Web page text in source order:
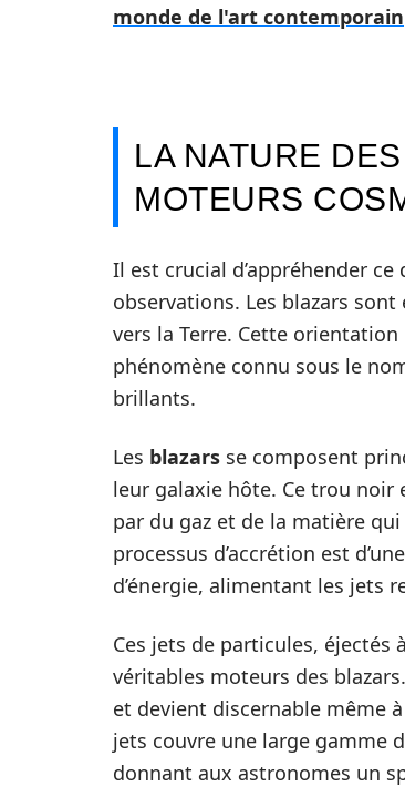
monde de l'art contemporain
LA NATURE
MOTEURS
Il est crucial d’appréhender
observations. Les blazars sont
vers la Terre. Cette
phénomène connu sous le
brillants.
Les blazars se composent
leur galaxie hôte. Ce trou noir
par du gaz et de la matière
processus d’accrétion est
d’énergie, alimentant les jets
Ces jets de particules, éjectés
véritables moteurs des
et devient discernable même
jets couvre une large gamme
donnant aux astronomes un